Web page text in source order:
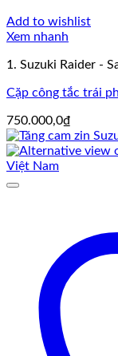
Add to wishlist
Xem nhanh
1. Suzuki Raider -
Cặp công tắc trái
750.000,0₫